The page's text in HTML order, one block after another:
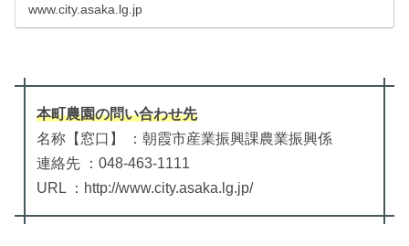
www.city.asaka.lg.jp
本町農園の問い合わせ先
名称【窓口】 ：朝霞市産業振興課農業振興係
連絡先 ：048-463-1111
URL ：http://www.city.asaka.lg.jp/